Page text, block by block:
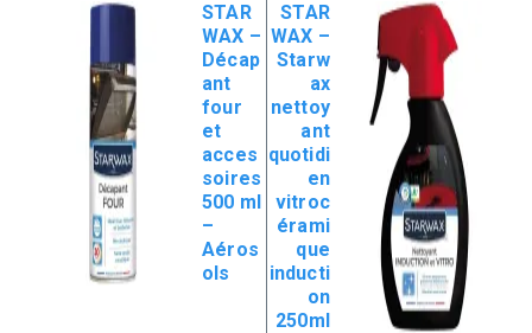
STAR
WAX –
Décap
ant
four
et
acces
soires
500 ml
–
Aéros
ols
STAR
WAX –
Starw
ax
nettoy
ant
quotidi
en
vitroc
érami
que
inducti
on
250ml